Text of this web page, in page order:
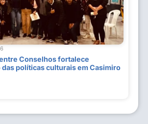
Conselhos fortalece
políticas culturais em Casimiro